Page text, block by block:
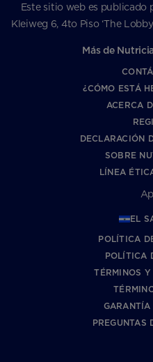
Este sitio web es publicado
Kleiweg 6, 4to Piso ‘The
Más de
¿CÓMO ESTÁ
ACERCA
DECLARACIÓN
SOBRE
LÍNEA
EL
POLÍTICA
POLÍTICA
TÉRMINOS Y
GARANTÍA
PREGUNTAS